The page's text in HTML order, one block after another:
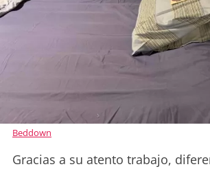
Beddown
Gracias a su atento trabajo,